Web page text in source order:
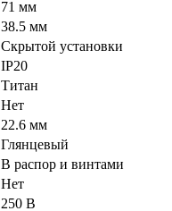
71 мм
38.5 мм
Скрытой установки
IP20
Титан
Нет
22.6 мм
Глянцевый
В распор и винтами
Нет
250 В